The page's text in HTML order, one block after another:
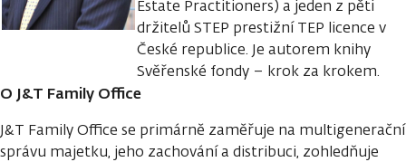
Estate Practitioners) a jeden z pěti
držitelů STEP prestižní TEP licence v
České republice. Je autorem knihy
Svěřenské fondy – krok za krokem.
O J&T Family Office
J&T Family Office se primárně zaměřuje na multigenerační
správu majetku, jeho zachování a distribuci, zohledňuje